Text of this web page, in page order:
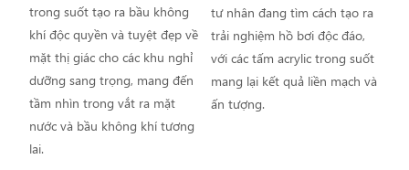
trong suốt tạo ra bầu không
khí độc quyền và tuyệt đẹp về
mặt thị giác cho các khu nghỉ
dưỡng sang trọng, mang đến
tầm nhìn trong vắt ra mặt
nước và bầu không khí tương
lai.
tư nhân đang tìm cách tạo ra
trải nghiệm hồ bơi độc đáo,
với các tấm acrylic trong suốt
mang lại kết quả liền mạch và
ấn tượng.